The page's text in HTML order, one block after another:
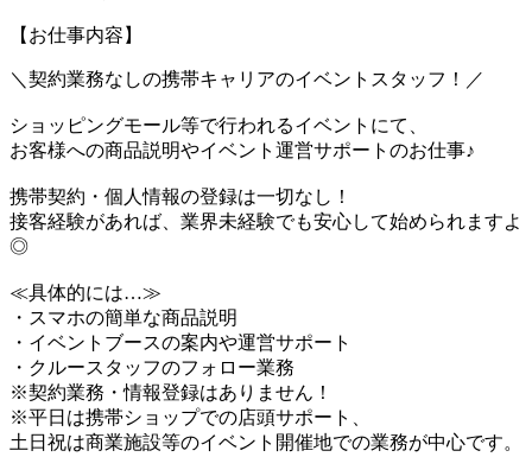
【お仕事内容】
＼契約業務なしの携帯キャリアのイベントスタッフ！／
ショッピングモール等で行われるイベントにて、
お客様への商品説明やイベント運営サポートのお仕事♪
携帯契約・個人情報の登録は一切なし！
接客経験があれば、業界未経験でも安心して始められますよ
◎
≪具体的には…≫
・スマホの簡単な商品説明
・イベントブースの案内や運営サポート
・クルースタッフのフォロー業務
※契約業務・情報登録はありません！
※平日は携帯ショップでの店頭サポート、
土日祝は商業施設等のイベント開催地での業務が中心です。